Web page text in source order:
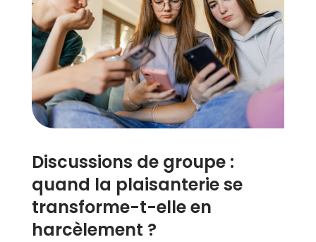
Témoignages
de familles
renseigner
Se connecter S’inscrire
Discussions de groupe :
quand la plaisanterie se
transforme-t-elle en
harcèlement ?